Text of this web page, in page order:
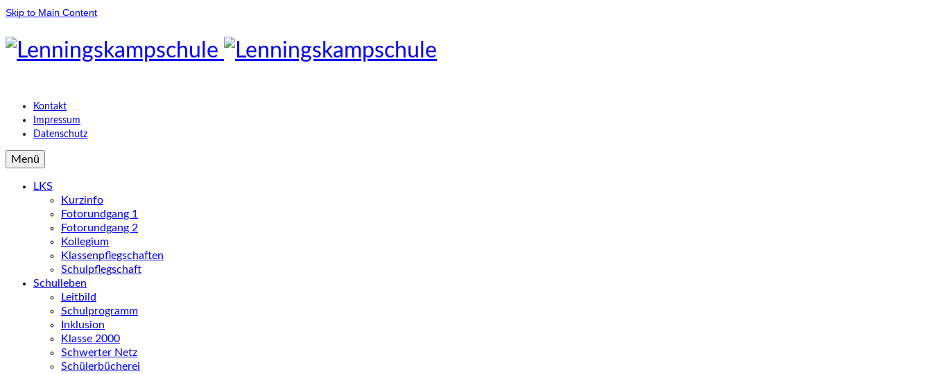
Skip to Main Content
Kontakt
Impressum
Datenschutz
Menü
LKS
Kurzinfo
Fotorundgang 1
Fotorundgang 2
Kollegium
Klassenpflegschaften
Schulpflegschaft
Schulleben
Leitbild
Schulprogramm
Inklusion
Klasse 2000
Schwerter Netz
Schülerbücherei